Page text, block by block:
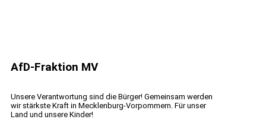
AfD-Fraktion MV
Unsere Verantwortung sind die Bürger! Gemeinsam werden
wir stärkste Kraft in Mecklenburg-Vorpommern. Für unser
Land und unsere Kinder!